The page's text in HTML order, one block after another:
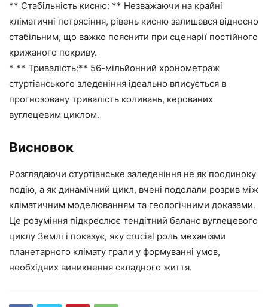
** Стабільність кисню: ** Незважаючи на крайні
кліматичні потрясіння, рівень кисню залишався відносно
стабільним, що важко пояснити при сценарії постійного
крижаного покриву.
* ** Тривалість:** 56-мільйонний хронометраж
стуртіанського зледеніння ідеально вписується в
прогнозовану тривалість коливань, керованих
вуглецевим циклом.
Висновок
Розглядаючи стуртіанське заледеніння не як поодиноку
подію, а як динамічний цикл, вчені подолали розрив між
кліматичним моделюванням та геологічними доказами.
Це розуміння підкреслює тендітний баланс вуглецевого
циклу Землі і показує, яку crucial роль механізми
планетарного клімату грали у формуванні умов,
необхідних виникнення складного життя.